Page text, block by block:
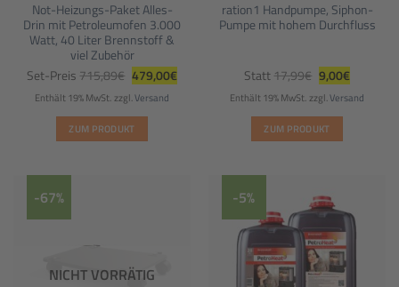
Not-Heizungs-Paket Alles-
Drin mit Petroleumofen 3.000
Watt, 40 Liter Brennstoff &
viel Zubehör
Set-Preis 715,89€ Ursprünglicher
Preis
war:
715,89€
479,00€Aktueller
Preis
Enthält 19% MwSt.zzgl.Versand
ZUM PRODUKT
ration1 Handpumpe, Siphon-
Pumpe mit hohem Durchfluss
Statt 17,99€ Ursprünglicher
Preis
war:
17,99€
9,00€Aktueller
Preis
ist:
9,00€.
Enthält 19% MwSt.zzgl.Versand
ZUM PRODUKT
-67%
NICHT VORRÄTIG
-5%